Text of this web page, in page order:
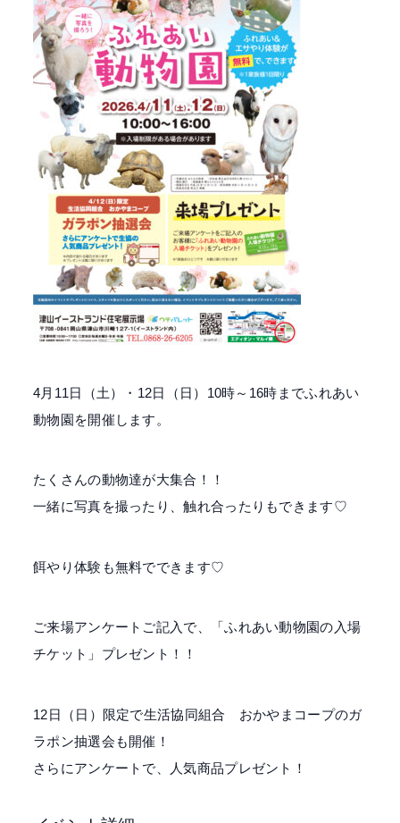
4月11日（土）・12日（日）10時～16時までふれあい
動物園を開催します。
たくさんの動物達が大集合！！
一緒に写真を撮ったり、触れ合ったりもできます♡
餌やり体験も無料でできます♡
ご来場アンケートご記入で、「ふれあい動物園の入場
チケット」プレゼント！！
12日（日）限定で生活協同組合 おかやまコープのガ
ラポン抽選会も開催！
さらにアンケートで、人気商品プレゼント！